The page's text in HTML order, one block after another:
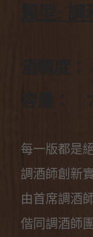
每一版都是
調酒師創新
由首席調酒
偕同調酒師